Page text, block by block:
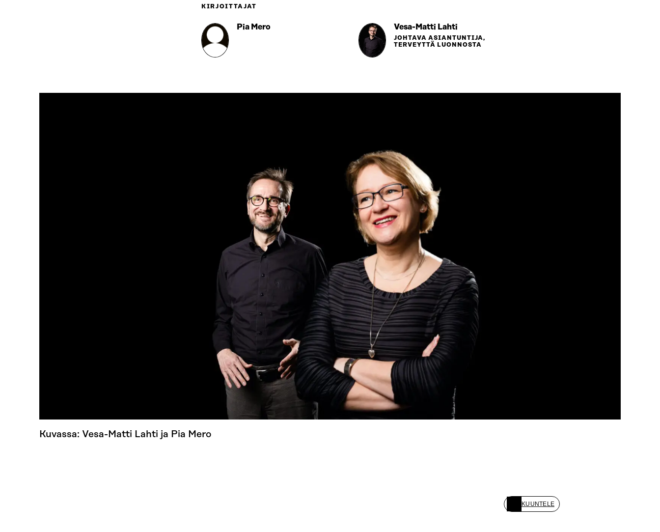
KIRJOITTAJAT
Pia Mero Vesa-Matti Lahti
JOHTAVA ASIANTUNTIJA,
TERVEYTTÄ LUONNOSTA
Kuvassa: Vesa-Matti Lahti ja Pia Mero
KUUNTELE